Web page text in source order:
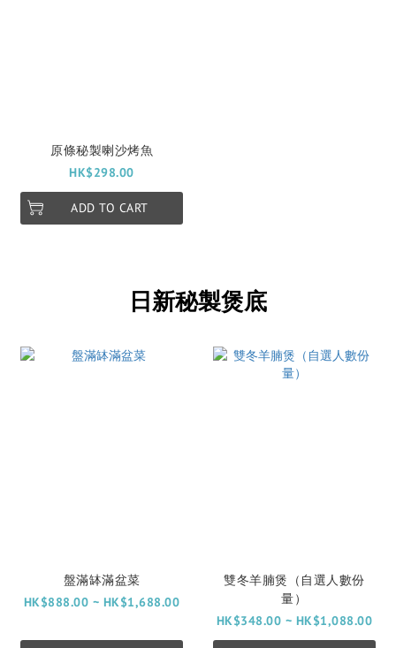
原條秘製喇沙烤魚
HK$298.00
ADD TO CART
日新秘製煲底
盤滿缽滿盆菜
HK$888.00 ~ HK$1,688.00
雙冬羊腩煲（自選人數份
量）
HK$348.00 ~ HK$1,088.00